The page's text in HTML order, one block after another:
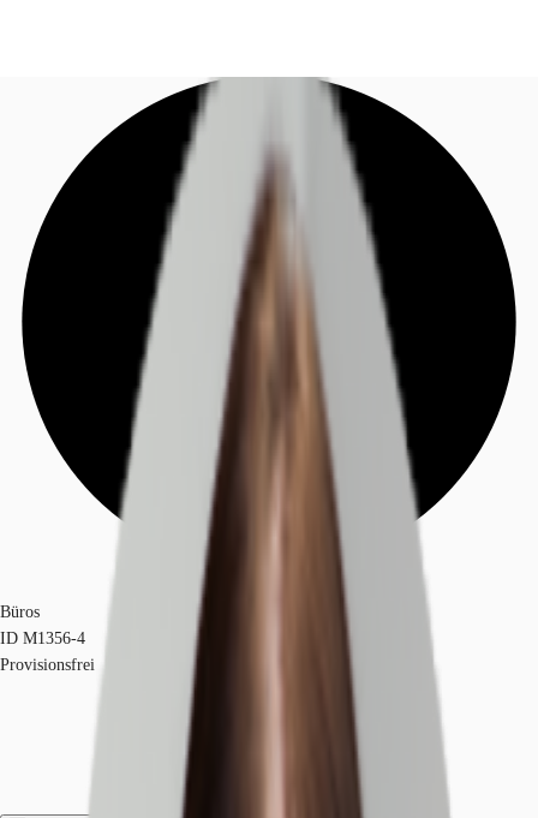
Investieren
Marktinformationen
Coworking
Ihre Ansprechpartner
Favoriten
Jetzt anrufen Kontaktieren Sie uns
Büros
ID M1356-4
Provisionsfrei